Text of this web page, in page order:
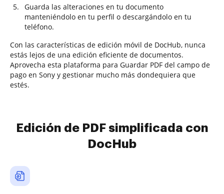
Guarda las alteraciones en tu documento
manteniéndolo en tu perfil o descargándolo en tu
teléfono.
Con las características de edición móvil de DocHub, nunca
estás lejos de una edición eficiente de documentos.
Aprovecha esta plataforma para Guardar PDF del campo de
pago en Sony y gestionar mucho más dondequiera que
estés.
Edición de PDF simplificada con
DocHub